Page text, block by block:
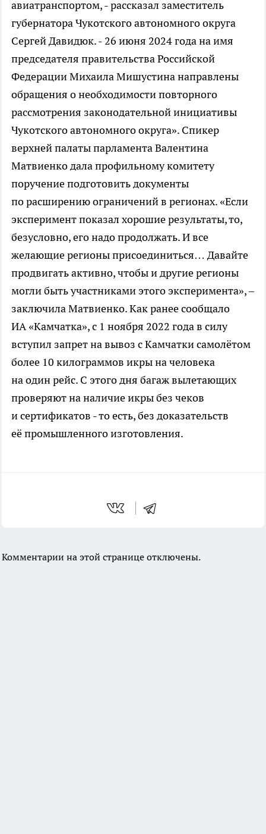
авиатранспортом, - рассказал заместитель
губернатора Чукотского автономного округа
Сергей Давидюк. - 26 июня 2024 года на имя
председателя правительства Российской
Федерации Михаила Мишустина направлены
обращения о необходимости повторного
рассмотрения законодательной инициативы
Чукотского автономного округа». Спикер
верхней палаты парламента Валентина
Матвиенко дала профильному комитету
поручение подготовить документы
по расширению ограничений в регионах. «Если
эксперимент показал хорошие результаты, то,
безусловно, его надо продолжать. И все
желающие регионы присоединиться… Давайте
продвигать активно, чтобы и другие регионы
могли быть участниками этого эксперимента», –
заключила Матвиенко. Как ранее сообщало
ИА «Камчатка», с 1 ноября 2022 года в силу
вступил запрет на вывоз с Камчатки самолётом
более 10 килограммов икры на человека
на один рейс. С этого дня багаж вылетающих
проверяют на наличие икры без чеков
и сертификатов - то есть, без доказательств
её промышленного изготовления.
Комментарии на этой странице отключены.